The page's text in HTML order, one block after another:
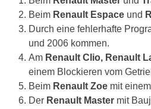
Beim Renault Espace und
Durch eine fehlerhafte
und 2006 kommen.
Am Renault Clio, Renault
einem Blockieren vom
Beim Renault Zoe mit
Der Renault Master mit